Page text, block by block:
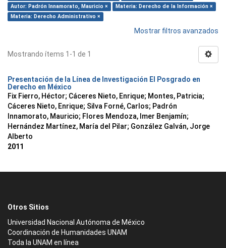
Autor: Padrón Innamorato, Mauricio ×
Materia: Derecho de la Información ×
Materia: Derecho Administrativo ×
Mostrar filtros avanzados
Mostrando ítems 1-1 de 1
Presentación de la Línea de Investigación El Posgrado en
Derecho en México
Fix Fierro, Héctor; Cáceres Nieto, Enrique; Montes, Patricia;
Cáceres Nieto, Enrique; Silva Forné, Carlos; Padrón
Innamorato, Mauricio; Flores Mendoza, Imer Benjamín;
Hernández Martínez, María del Pilar; González Galván, Jorge
Alberto
2011
Otros Sitios
Universidad Nacional Autónoma de México
Coordinación de Humanidades UNAM
Toda la UNAM en línea